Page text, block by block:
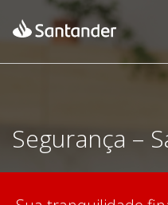
App Santander
Segurança –